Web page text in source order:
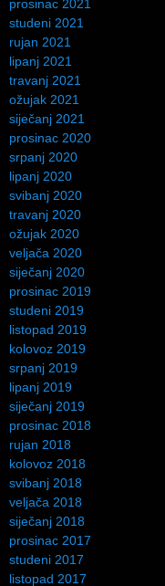
prosinac 2021
studeni 2021
rujan 2021
lipanj 2021
travanj 2021
ožujak 2021
siječanj 2021
prosinac 2020
srpanj 2020
lipanj 2020
svibanj 2020
travanj 2020
ožujak 2020
veljača 2020
siječanj 2020
prosinac 2019
studeni 2019
listopad 2019
kolovoz 2019
srpanj 2019
lipanj 2019
siječanj 2019
prosinac 2018
rujan 2018
kolovoz 2018
svibanj 2018
veljača 2018
siječanj 2018
prosinac 2017
studeni 2017
listopad 2017